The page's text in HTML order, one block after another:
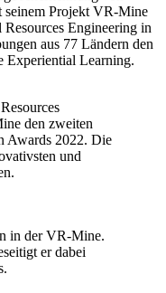
seinem Projekt VR-Mine
Engineering in
aus 77 Ländern den
Experiential Learning.
den zweiten
Awards 2022. Die
und
in der VR-Mine.
er dabei